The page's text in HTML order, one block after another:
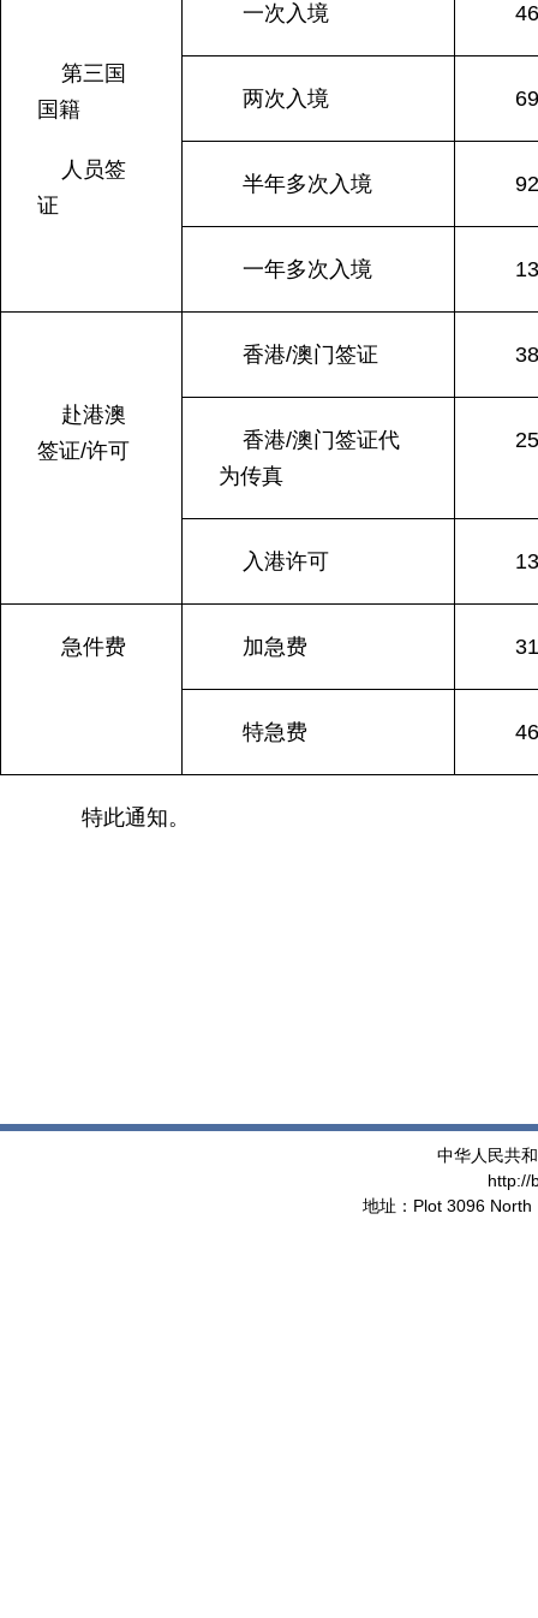
第三国
国籍
人员签
证
一次入境
两次入境
半年多次入境
一年多次入境
赴港澳
签证/许可
香港/澳门签证
香港/澳门签证代
为传真
入港许可
急件费 加急费
特急费
特此通知。
中华人民共
http://
地址：Plot 3096